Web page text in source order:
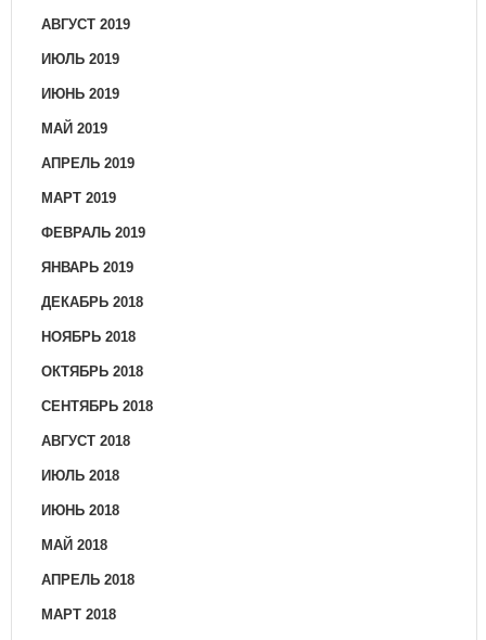
АВГУСТ 2019
ИЮЛЬ 2019
ИЮНЬ 2019
МАЙ 2019
АПРЕЛЬ 2019
МАРТ 2019
ФЕВРАЛЬ 2019
ЯНВАРЬ 2019
ДЕКАБРЬ 2018
НОЯБРЬ 2018
ОКТЯБРЬ 2018
СЕНТЯБРЬ 2018
АВГУСТ 2018
ИЮЛЬ 2018
ИЮНЬ 2018
МАЙ 2018
АПРЕЛЬ 2018
МАРТ 2018